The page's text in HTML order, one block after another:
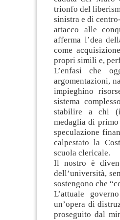
trionfo del
sinistra e di
attacco alle
afferma l’dea
come
propri simili e,
L’enfasi che
argomentazioni,
impieghino
sistema
stabilire a chi
medaglia di
speculazione
calpestato la
scuola clericale.
Il nostro è
dell’università,
sostengono che
L’attuale
un’opera di
proseguito dal